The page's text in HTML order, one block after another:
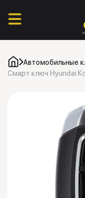
Автомобильные
Смарт ключ Hyundai